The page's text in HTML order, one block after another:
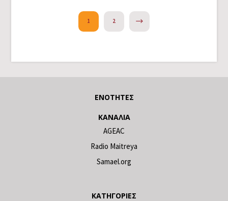
1 2
ΕΝΌΤΗΤΕΣ
ΚΑΝΆΛΙΑ
AGEAC
Radio Maitreya
Samael.org
ΚΑΤΗΓΟΡΊΕΣ